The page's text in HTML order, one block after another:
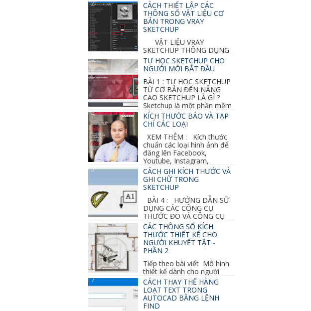
CÁCH THIẾT LẬP CÁC
THÔNG SỐ VẬT LIỆU CƠ
BẢN TRONG VRAY
SKETCHUP
VẬT LIỆU VRAY
SKETCHUP THÔNG DỤNG
NHẤT 1. VẬT LIỆU VRAY INOX BÓNG: ●
Diffuse : đen ● Reflection color ...
TỰ HỌC SKETCHUP CHO
NGƯỜI MỚI BẮT ĐẦU
BÀI 1 : TỰ HỌC SKETCHUP
TỪ CƠ BẢN ĐẾN NÂNG
CAO SKETCHUP LÀ GÌ ?
Sketchup là một phần mềm
vẽ 3d của Google, nó khá dễ sữ...
KÍCH THƯỚC BÁO VÀ TẠP
CHÍ CÁC LOẠI
XEM THÊM : Kích thước
chuẩn các loại hình ảnh để
đăng lên Facebook,
Youtube, Instagram,
Linkedin, Pinterest...CÁCH GHI KÍCH THƯỚC VÀ
GHI CHỮ TRONG
SKETCHUP
BÀI 4 : HƯỚNG DẪN SỮ
DỤNG CÁC CÔNG CỤ
THƯỚC ĐO VÀ CÔNG CỤ
GHI CHỮ 2D, 3D TRONG SKETCHUP Ở bài
học trước ta đã...
CÁC THÔNG SỐ KÍCH
THƯỚC THIẾT KẾ CHO
NGƯỜI KHUYẾT TẬT -
PHẦN 2
Tiếp theo bài viết Mô hình
thiết kế dành cho người
khuyết tật ở phần 1 chúng ta cùng tìm hiểu
thêm các vấn đề và...
CÁCH THAY THẾ HÀNG
LOẠT TEXT TRONG
AUTOCAD BẰNG LỆNH
FIND